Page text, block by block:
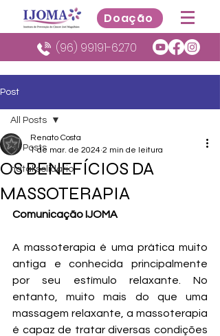
(96) 99191-6270
Doação
Post
All Posts
natal solidario
All Posts
OS BENEFÍCIOS DA
MASSOTERAPIA
Renato Costa
1 de mar. de 2024 2 min de leitura
Comunicação IJOMA
A massoterapia é uma prática muito
antiga e conhecida principalmente
por seu estímulo relaxante. No
entanto, muito mais do que uma
massagem relaxante, a massoterapia
é capaz de tratar diversas condições